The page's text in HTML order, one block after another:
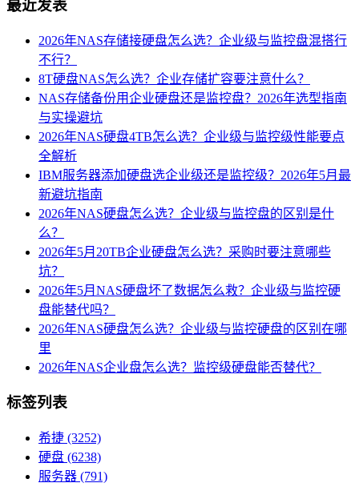
最近发表
2026年NAS存储接硬盘怎么选？企业级与监控盘混搭行
不行？
8T硬盘NAS怎么选？企业存储扩容要注意什么？
NAS存储备份用企业硬盘还是监控盘？2026年选型指南
与实操避坑
2026年NAS硬盘4TB怎么选？企业级与监控级性能要点
全解析
IBM服务器添加硬盘选企业级还是监控级？2026年5月最
新避坑指南
2026年NAS硬盘怎么选？企业级与监控盘的区别是什
么？
2026年5月20TB企业硬盘怎么选？采购时要注意哪些
坑？
2026年5月NAS硬盘坏了数据怎么救？企业级与监控硬
盘能替代吗？
2026年NAS硬盘怎么选？企业级与监控硬盘的区别在哪
里
2026年NAS企业盘怎么选？监控级硬盘能否替代？
标签列表
希捷 (3252)
硬盘 (6238)
服务器 (791)